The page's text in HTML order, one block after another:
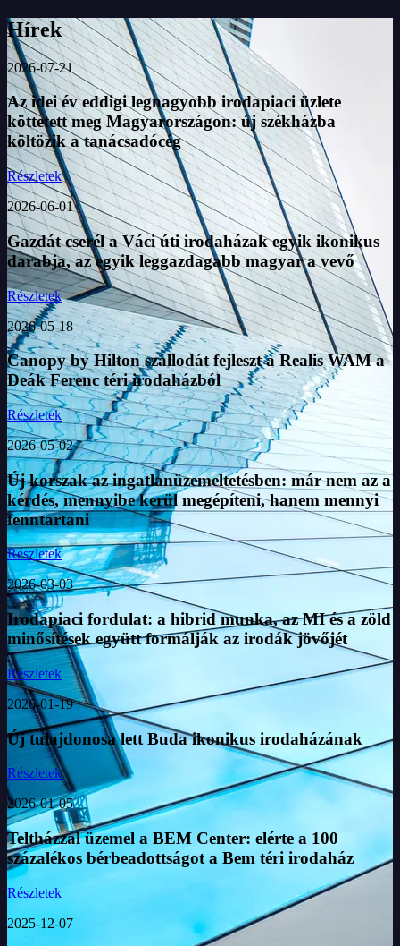
Hírek
2026-07-21
Az idei év eddigi legnagyobb irodapiaci üzlete
köttetett meg Magyarországon: új székházba
költözik a tanácsadócég
Részletek
2026-06-01
Gazdát cserél a Váci úti irodaházak egyik ikonikus
darabja, az egyik leggazdagabb magyar a vevő
Részletek
2026-05-18
Canopy by Hilton szállodát fejleszt a Realis WAM a
Deák Ferenc téri irodaházból
Részletek
2026-05-02
Új korszak az ingatlanüzemeltetésben: már nem az a
kérdés, mennyibe kerül megépíteni, hanem mennyi
fenntartani
Részletek
2026-03-03
Irodapiaci fordulat: a hibrid munka, az MI és a zöld
minősítések együtt formálják az irodák jövőjét
Részletek
2026-01-19
Új tulajdonosa lett Buda ikonikus irodaházának
Részletek
2026-01-05
Teltházzal üzemel a BEM Center: elérte a 100
százalékos bérbeadottságot a Bem téri irodaház
Részletek
2025-12-07